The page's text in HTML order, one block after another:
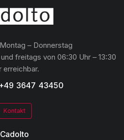
– Donnerstag
freitags von 06:30 Uhr – 13:30
erreichbar.
3647 43450
Kontakt
Cadolto